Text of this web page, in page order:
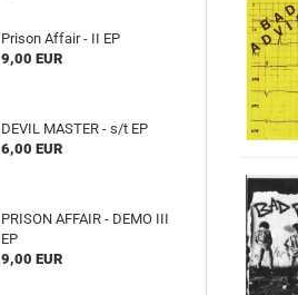
Prison Affair - II EP
9,00 EUR
DEVIL MASTER - s​/​t EP
6,00 EUR
PRISON AFFAIR - DEMO III
EP
9,00 EUR